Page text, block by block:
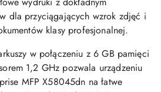
dla przyciągających wzrok zdjęć i
klasy profesjonalnej.
w połączeniu z 6 GB pamięci
1,2 GHz pozwala urządzeniu
MFP X58045dn na łatwe